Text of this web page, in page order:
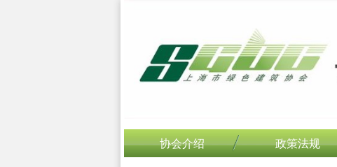
协会介绍 政策法规